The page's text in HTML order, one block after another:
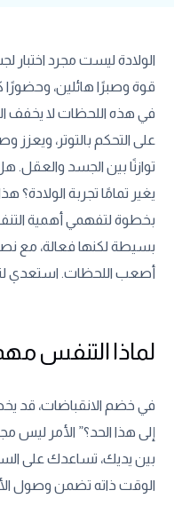
الولادة ليست مجرد
قوة وصبرًا هائلين،
في هذه اللحظات لا يخفف
على التحكم بالتوتر،
توازنًا بين الجسد
يغير تمامًا تجربة
بخطوة لتفهمي أهمية
بسيطة لكنها فعالة، مع
أصعب اللحظات. استعدي
لماذا التنفس مهم
في خضم الانقباضات، قد
إلى هذا الحد؟” الأمر ليس
بين يديك، تساعدك على
الوقت ذاته تضمن وصول